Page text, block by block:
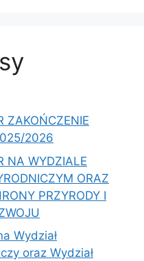
ZAKOŃCZENIE
2026
NA WYDZIALE
ORAZ
PRZYRODY I
Wydział
oraz Wydział